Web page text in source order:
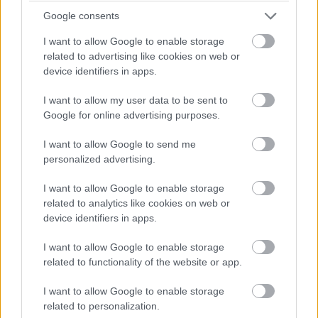
Google consents
I want to allow Google to enable storage
related to advertising like cookies on web or
device identifiers in apps.
I want to allow my user data to be sent to
Google for online advertising purposes.
I want to allow Google to send me
personalized advertising.
I want to allow Google to enable storage
related to analytics like cookies on web or
device identifiers in apps.
I want to allow Google to enable storage
related to functionality of the website or app.
I want to allow Google to enable storage
related to personalization.
Kedvencekhez
Erdei Patrik|2024 augusztus 14. 09:40
A Valve bejelentette, hogy amint elégedett,
lehetővé teszi más PC-alapú kézi konzolok
rendszerének használatát.
A jelenleg elérhető PC-alapú kézi konzolok közül a Steam
Linuxra épülő SteamOS fut, amit kifejezetten az
eszközhöz optimalizáltak. A konkurensek többsége
Windows 11-et használ, aminek előnye, hogy jobb a
kompatibilitása, viszont a kisebb kijelzőkön olykor egész